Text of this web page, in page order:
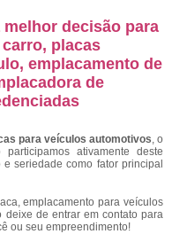
melhor decisão para
placas
emplacamento de
de
para veículos automotivos, o
ativamente deste
seriedade como fator principal
emplacamento para veículos
deixe de entrar em contato para
ou seu empreendimento!